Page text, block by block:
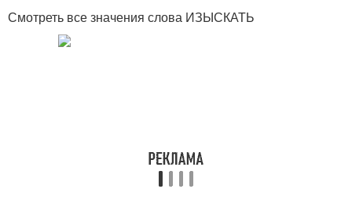
Смотреть все значения слова ИЗЫСКАТЬ